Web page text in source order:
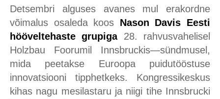
Detsembri alguses avanes mul erakordne
võimalus osaleda koos Nason Davis Eesti
hööveltehaste grupiga28. rahvusvahelisel
Holzbau Foorumil Innsbruckis—sündmusel,
mida peetakse Euroopa puidutööstuse
innovatsiooni tipphetkeks. Kongressikeskus
kihas nagu mesilastaru ja niigi tihe Innsbrucki